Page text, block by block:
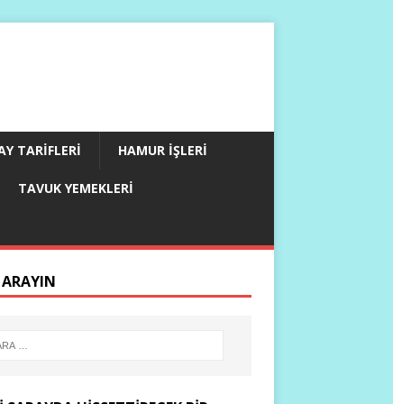
TARIFLERI HAMUR İŞLERI
TAVUK YEMEKLERI